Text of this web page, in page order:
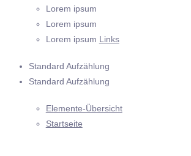
Lorem ipsum
Lorem ipsum
Lorem ipsum Links
Standard Aufzählung
Standard Aufzählung
Elemente-Übersicht
Startseite